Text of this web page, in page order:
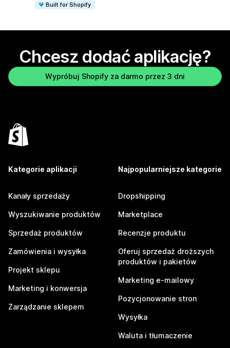
Built for Shopify
Chcesz dodać aplikację?
Wypróbuj Shopify za darmo przez 3 dni
Kategorie aplikacji
Kanały sprzedaży
Wyszukiwanie produktów
Sprzedaż produktów
Zamówienia i wysyłka
Projekt sklepu
Marketing i konwersja
Zarządzanie sklepem
Najpopularniejsze kategorie
Dropshipping
Marketplace
Recenzje produktu
Oferuj sprzedaż droższych
produktów i pakietów
Marketing e-mailowy
Pozycjonowanie stron
Wysyłka
Waluta i tłumaczenie